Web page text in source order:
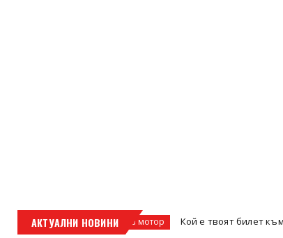
АКТУАЛНИ НОВИНИ
и офис кросов мотор Кой е твоят билет към